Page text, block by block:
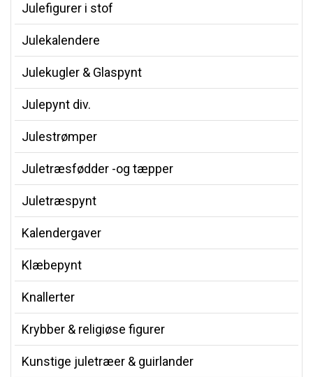
Julefigurer i stof
Julekalendere
Julekugler & Glaspynt
Julepynt div.
Julestrømper
Juletræsfødder -og tæpper
Juletræspynt
Kalendergaver
Klæbepynt
Knallerter
Krybber & religiøse figurer
Kunstige juletræer & guirlander